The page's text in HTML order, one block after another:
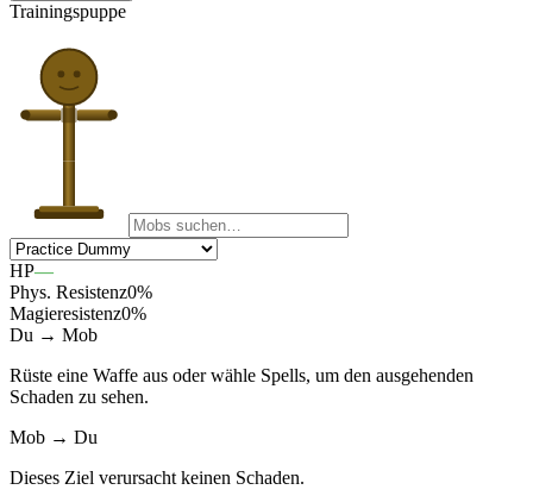
Trainingspuppe
HP—
Phys. Resistenz0%
Magieresistenz0%
Du → Mob
Rüste eine Waffe aus oder wähle Spells, um den ausgehenden
Schaden zu sehen.
Mob → Du
Dieses Ziel verursacht keinen Schaden.